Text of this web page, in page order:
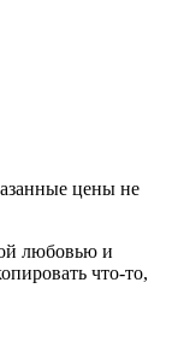
цены не
любовью и
что-то,